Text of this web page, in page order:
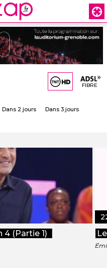
FIBRE
Dans 2 jours
Dans 3 jours
4 (Partie 1)